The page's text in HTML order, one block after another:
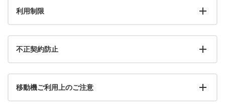
利用制限
不正契約防止
移動機ご利用上のご注意